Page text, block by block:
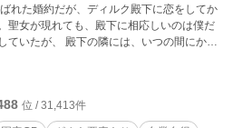
聖女が現れても、殿下に相応しいのは僕だ
、いつの間にかロ
、僕は目を疑うも
りがとうございます！） （第12回BL
さんの応援、ありがとうございました！）
位 / 31,413件